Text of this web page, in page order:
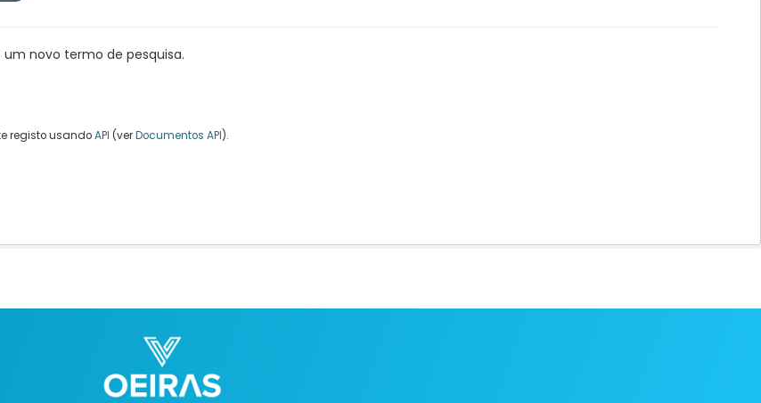
novo termo de pesquisa.
registo usandoAPI (verDocumentos API).